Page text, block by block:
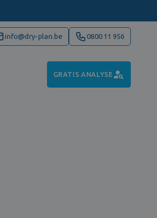
info@dry-plan.be 0800 11 956
GRATIS ANALYSE